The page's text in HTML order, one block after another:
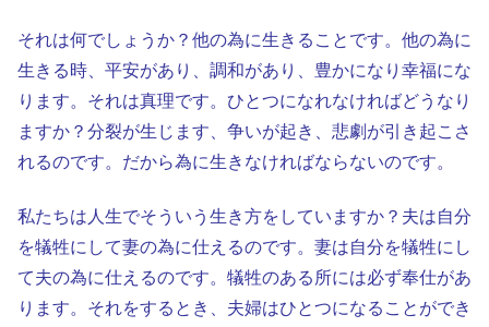
それは何でしょうか？他の為に生きることです。他の為に
生きる時、平安があり、調和があり、豊かになり幸福にな
ります。それは真理です。ひとつになれなければどうなり
ますか？分裂が生じます、争いが起き、悲劇が引き起こさ
れるのです。だから為に生きなければならないのです。
私たちは人生でそういう生き方をしていますか？夫は自分
を犠牲にして妻の為に仕えるのです。妻は自分を犠牲にし
て夫の為に仕えるのです。犠牲のある所には必ず奉仕があ
ります。それをするとき、夫婦はひとつになることができ